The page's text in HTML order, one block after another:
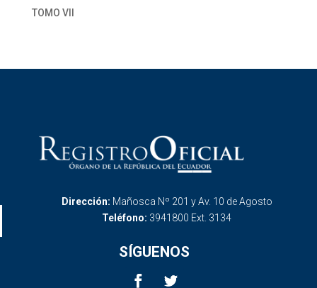
TOMO VII
Dirección: Mañosca Nº 201 y Av. 10 de Agosto
Teléfono: 3941800 Ext. 3134
SÍGUENOS